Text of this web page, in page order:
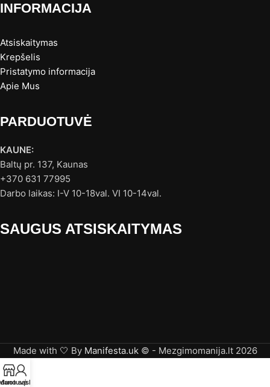
INFORMACIJA
Atsiskaitymas
Krepšelis
Pristatymo informacija
Apie Mus
PARDUOTUVĖ
KAUNE:
Baltų pr. 137, Kaunas
+370 631 77995
Darbo laikas: I-V 10-18val. VI 10-14val.
SAUGUS ATSISKAITYMAS
Made with 🤍 By Manifesta.uk© - Mezgimomanija.lt 2026
sąskaita